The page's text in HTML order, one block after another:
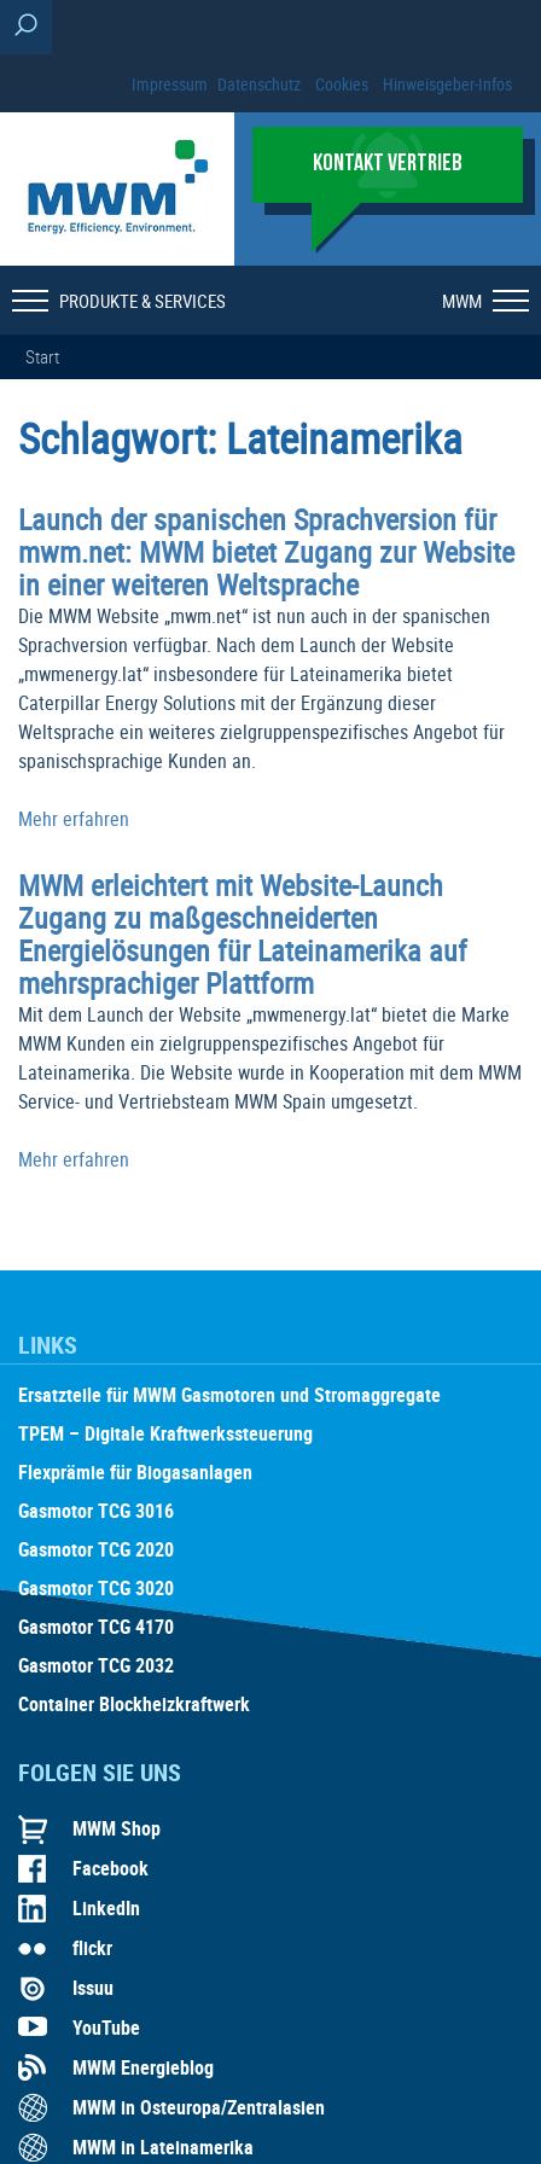
Impressum Datenschutz Cookies Hinweisgeber-Infos
KONTAKT VERTRIEB
PRODUKTE & SERVICES MWM
Start
Schlagwort: Lateinamerika
Launch der spanischen Sprachversion für
mwm.net: MWM bietet Zugang zur Website
in einer weiteren Weltsprache
Die MWM Website „mwm.net“ ist nun auch in der spanischen
Sprachversion verfügbar. Nach dem Launch der Website
„mwmenergy.lat“ insbesondere für Lateinamerika bietet
Caterpillar Energy Solutions mit der Ergänzung dieser
Weltsprache ein weiteres zielgruppenspezifisches Angebot für
spanischsprachige Kunden an.
Mehr erfahren
MWM erleichtert mit Website-Launch
Zugang zu maßgeschneiderten
Energielösungen für Lateinamerika auf
mehrsprachiger Plattform
Mit dem Launch der Website „mwmenergy.lat“ bietet die Marke
MWM Kunden ein zielgruppenspezifisches Angebot für
Lateinamerika. Die Website wurde in Kooperation mit dem MWM
Service- und Vertriebsteam MWM Spain umgesetzt.
Mehr erfahren
LINKS
Ersatzteile für MWM Gasmotoren und Stromaggregate
TPEM – Digitale Kraftwerkssteuerung
Flexprämie für Biogasanlagen
Gasmotor TCG 3016
Gasmotor TCG 2020
Gasmotor TCG 3020
Gasmotor TCG 4170
Gasmotor TCG 2032
Container Blockheizkraftwerk
FOLGEN SIE UNS
MWM Shop
Facebook
LinkedIn
flickr
Issuu
YouTube
MWM Energieblog
MWM in Osteuropa/Zentralasien
MWM in Lateinamerika